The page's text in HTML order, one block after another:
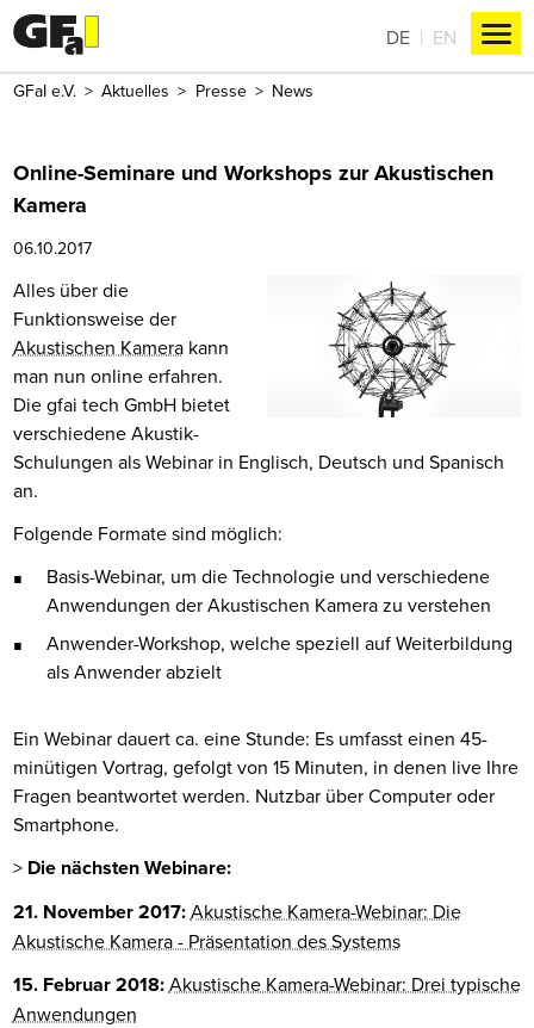
DE EN
GFaI e.V. Aktuelles Presse News
Online-Seminare und Workshops zur Akustischen
Kamera
06.10.2017
Alles über die
Funktionsweise der
Akustischen Kamerakann
man nun online erfahren.
Die gfai tech GmbH bietet
verschiedene Akustik-
Schulungen als Webinar in Englisch, Deutsch und Spanisch
an.
Folgende Formate sind möglich:
Basis-Webinar, um die Technologie und verschiedene
Anwendungen der Akustischen Kamera zu verstehen
Anwender-Workshop, welche speziell auf Weiterbildung
als Anwender abzielt
Ein Webinar dauert ca. eine Stunde: Es umfasst einen 45-
minütigen Vortrag, gefolgt von 15 Minuten, in denen live Ihre
Fragen beantwortet werden. Nutzbar über Computer oder
Smartphone.
> Die nächsten Webinare:
21. November 2017:Akustische Kamera-Webinar: Die
Akustische Kamera - Präsentation des Systems
15. Februar 2018:Akustische Kamera-Webinar: Drei typische
Anwendungen